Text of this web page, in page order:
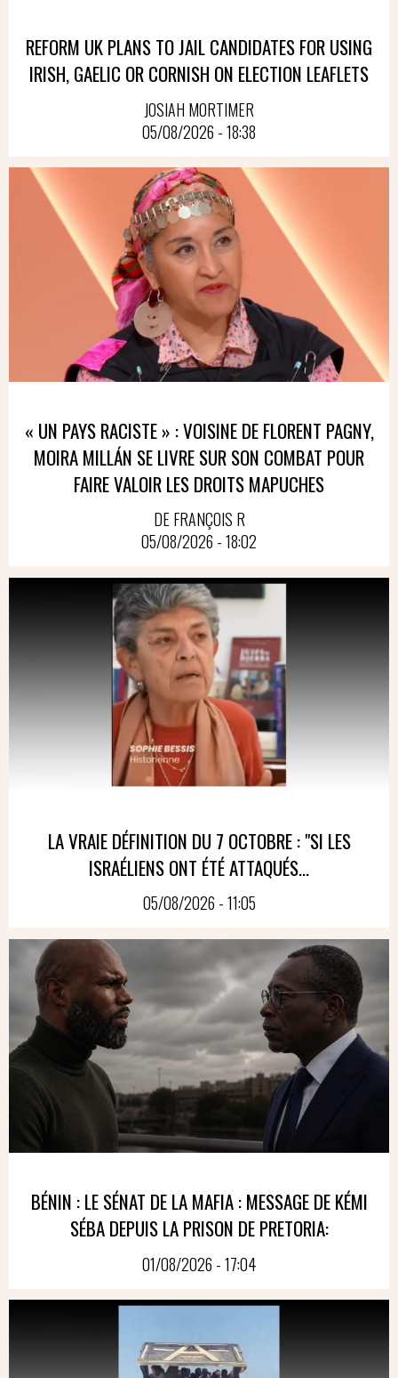
REFORM UK PLANS TO JAIL CANDIDATES FOR USING
IRISH, GAELIC OR CORNISH ON ELECTION LEAFLETS
JOSIAH MORTIMER
05/08/2026 - 18:38
« UN PAYS RACISTE » : VOISINE DE FLORENT PAGNY,
MOIRA MILLÁN SE LIVRE SUR SON COMBAT POUR
FAIRE VALOIR LES DROITS MAPUCHES
DE FRANÇOIS R
05/08/2026 - 18:02
LA VRAIE DÉFINITION DU 7 OCTOBRE : "SI LES
ISRAÉLIENS ONT ÉTÉ ATTAQUÉS...
05/08/2026 - 11:05
BÉNIN : LE SÉNAT DE LA MAFIA : MESSAGE DE KÉMI
SÉBA DEPUIS LA PRISON DE PRETORIA:
01/08/2026 - 17:04